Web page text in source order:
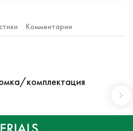
Комментарии
комплектация